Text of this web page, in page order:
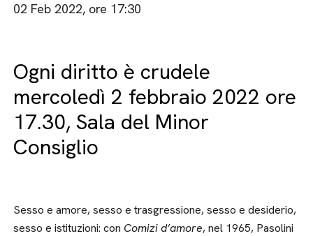
02 Feb 2022, ore 17:30
Ogni diritto è crudele
mercoledì 2 febbraio 2022 ore
17.30, Sala del Minor
Consiglio
Sesso e amore, sesso e trasgressione, sesso e desiderio,
sesso e istituzioni: con Comizi d’amore, nel 1965, Pasolini